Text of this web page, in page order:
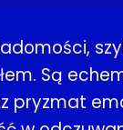
Są
pryzmat